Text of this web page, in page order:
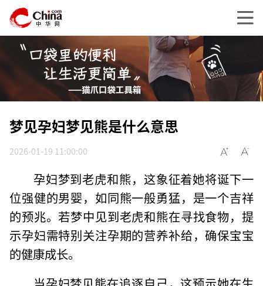
梦见孕妇梦见熊是什么意思
2026-01-19 11:00:00
孕妇梦到老虎和熊，这象征着她将诞下一
位强健的男婴，如同熊一般勇猛，是一个吉祥
的预兆。若梦中见到老虎和熊在寻找食物，提
示孕妇需特别关注孕期的营养补给，确保宝宝
的健康成长。